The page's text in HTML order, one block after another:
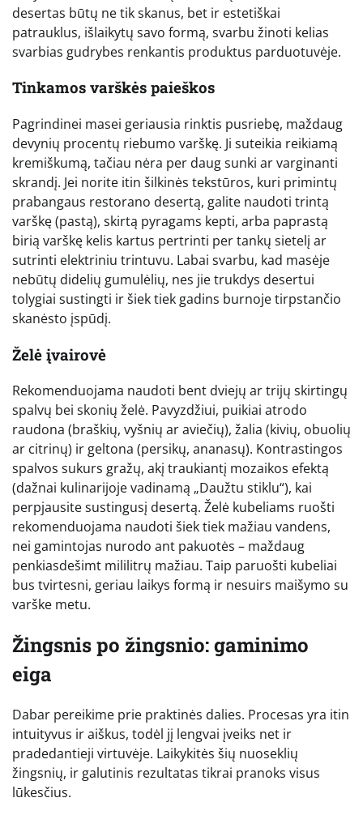
desertas būtų ne tik skanus, bet ir estetiškai
patrauklus, išlaikytų savo formą, svarbu žinoti kelias
svarbias gudrybes renkantis produktus parduotuvėje.
Tinkamos varškės paieškos
Pagrindinei masei geriausia rinktis pusriebę, maždaug
devynių procentų riebumo varškę. Ji suteikia reikiamą
kremiškumą, tačiau nėra per daug sunki ar varginanti
skrandį. Jei norite itin šilkinės tekstūros, kuri primintų
prabangaus restorano desertą, galite naudoti trintą
varškę (pastą), skirtą pyragams kepti, arba paprastą
birią varškę kelis kartus pertrinti per tankų sietelį ar
sutrinti elektriniu trintuvu. Labai svarbu, kad masėje
nebūtų didelių gumulėlių, nes jie trukdys desertui
tolygiai sustingti ir šiek tiek gadins burnoje tirpstančio
skanėsto įspūdį.
Želė įvairovė
Rekomenduojama naudoti bent dviejų ar trijų skirtingų
spalvų bei skonių želė. Pavyzdžiui, puikiai atrodo
raudona (braškių, vyšnių ar aviečių), žalia (kivių, obuolių
ar citrinų) ir geltona (persikų, ananasų). Kontrastingos
spalvos sukurs gražų, akį traukiantį mozaikos efektą
(dažnai kulinarijoje vadinamą „Daužtu stiklu“), kai
perpjausite sustingusį desertą. Želė kubeliams ruošti
rekomenduojama naudoti šiek tiek mažiau vandens,
nei gamintojas nurodo ant pakuotės – maždaug
penkiasdešimt mililitrų mažiau. Taip paruošti kubeliai
bus tvirtesni, geriau laikys formą ir nesuirs maišymo su
varške metu.
Žingsnis po žingsnio: gaminimo
eiga
Dabar pereikime prie praktinės dalies. Procesas yra itin
intuityvus ir aiškus, todėl jį lengvai įveiks net ir
pradedantieji virtuvėje. Laikykitės šių nuoseklių
žingsnių, ir galutinis rezultatas tikrai pranoks visus
lūkesčius.